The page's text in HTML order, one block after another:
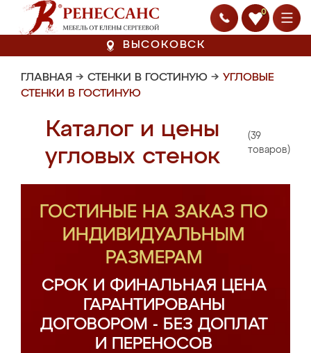
0
ВЫСОКОВСК
ГЛАВНАЯ → СТЕНКИ В ГОСТИНУЮ → УГЛОВЫЕ
СТЕНКИ В ГОСТИНУЮ
Каталог и цены
угловых стенок
(39
товаров)
ГОСТИНЫЕ НА ЗАКАЗ ПО
ИНДИВИДУАЛЬНЫМ
РАЗМЕРАМ
СРОК И ФИНАЛЬНАЯ ЦЕНА
ГАРАНТИРОВАНЫ
ДОГОВОРОМ - БЕЗ ДОПЛАТ
И ПЕРЕНОСОВ